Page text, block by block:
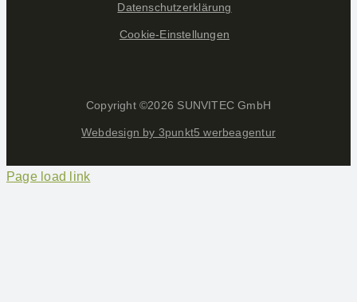
Datenschutzerklärung
Cookie-Einstellungen
Copyright ©2026 SUNVITEC GmbH
Webdesign by 3punkt5 werbeagentur
Page load link